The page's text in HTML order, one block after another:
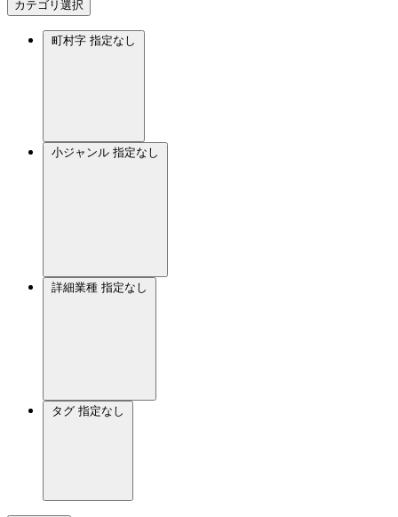
カテゴリ選択
町村字 指定なし
小ジャンル 指定なし
詳細業種 指定なし
タグ 指定なし